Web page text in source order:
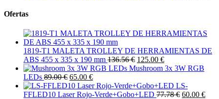
Ofertas
1819-T1 MALETA TROLLEY DE HERRAMIENTAS DE
ABS 455 x 335 x 190 mm 136.56 € 125.00 €
Mushroom 3x 3W RGB
LEDs 89.00 € 65.00 €
LS-
FFLED10 Laser Rojo-Verde+Gobo+LED 77.78 € 60.00 €